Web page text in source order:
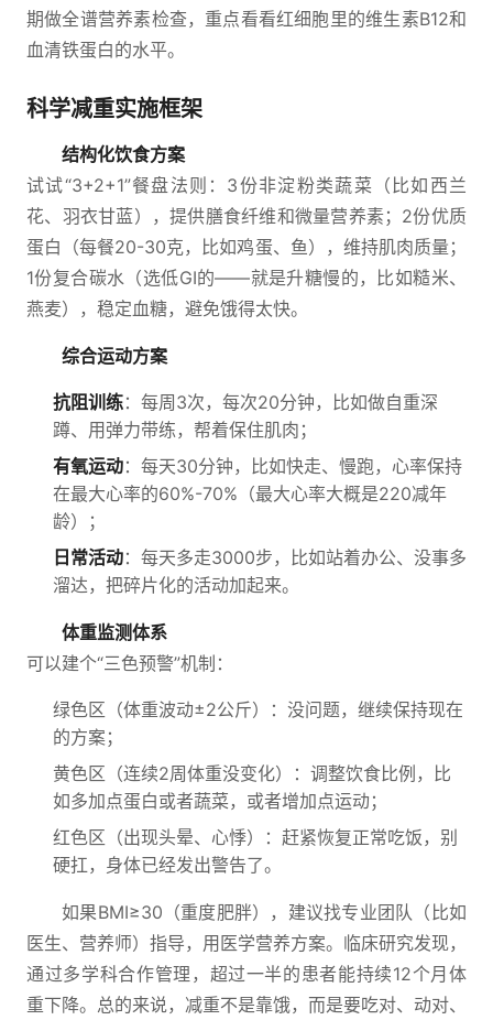
期做全谱营养素检查，重点看看红细胞里的维生素B12和
血清铁蛋白的水平。
科学减重实施框架
结构化饮食方案
试试“3+2+1”餐盘法则：3份非淀粉类蔬菜（比如西兰
花、羽衣甘蓝），提供膳食纤维和微量营养素；2份优质
蛋白（每餐20-30克，比如鸡蛋、鱼），维持肌肉质量；
1份复合碳水（选低GI的——就是升糖慢的，比如糙米、
燕麦），稳定血糖，避免饿得太快。
综合运动方案
抗阻训练：每周3次，每次20分钟，比如做自重深
蹲、用弹力带练，帮着保住肌肉；
有氧运动：每天30分钟，比如快走、慢跑，心率保持
在最大心率的60%-70%（最大心率大概是220减年
龄）；
日常活动：每天多走3000步，比如站着办公、没事多
溜达，把碎片化的活动加起来。
体重监测体系
可以建个“三色预警”机制：
绿色区（体重波动±2公斤）：没问题，继续保持现在
的方案；
黄色区（连续2周体重没变化）：调整饮食比例，比
如多加点蛋白或者蔬菜，或者增加点运动；
红色区（出现头晕、心悸）：赶紧恢复正常吃饭，别
硬扛，身体已经发出警告了。
如果BMI≥30（重度肥胖），建议找专业团队（比如
医生、营养师）指导，用医学营养方案。临床研究发现，
通过多学科合作管理，超过一半的患者能持续12个月体
重下降。总的来说，减重不是靠饿，而是要吃对、动对、